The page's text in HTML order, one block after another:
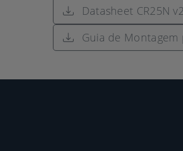
Datasheet CR25N
Guia de Montagem